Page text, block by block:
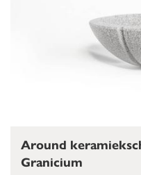
Around
Granicium